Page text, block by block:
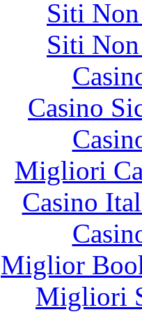
Siti
Siti
Casino
Migliori
Casino
Miglior
Migliori